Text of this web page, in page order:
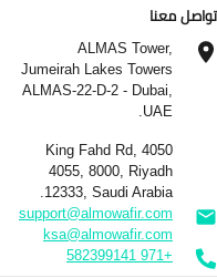
معنا
ALMAS Tower,
Jumeirah Lakes Towers
ALMAS-22-D-2 - Dubai,
UAE.
4050 King Fahd Rd,
4055, 8000, Riyadh
12333, Saudi Arabia.
support@almowafir.com
ksa@almowafir.com